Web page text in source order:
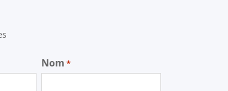
Nom *